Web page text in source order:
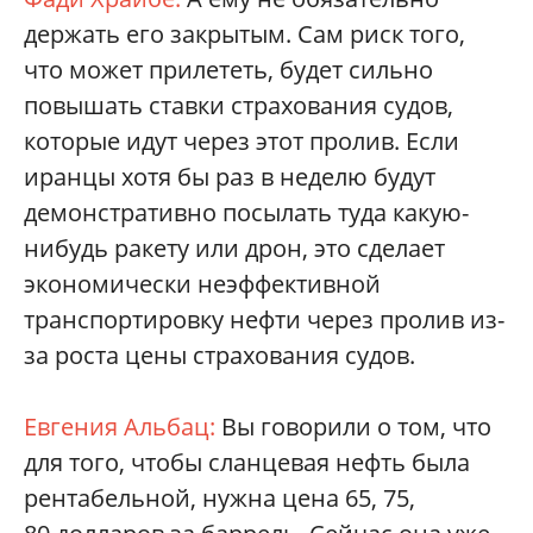
держать его закрытым. Сам риск того,
что может прилететь, будет сильно
повышать ставки страхования судов,
которые идут через этот пролив. Если
иранцы хотя бы раз в неделю будут
демонстративно посылать туда какую-
нибудь ракету или дрон, это сделает
экономически неэффективной
транспортировку нефти через пролив из-
за роста цены страхования судов.
Евгения Альбац: Вы говорили о том, что
для того, чтобы сланцевая нефть была
рентабельной, нужна цена 65, 75,